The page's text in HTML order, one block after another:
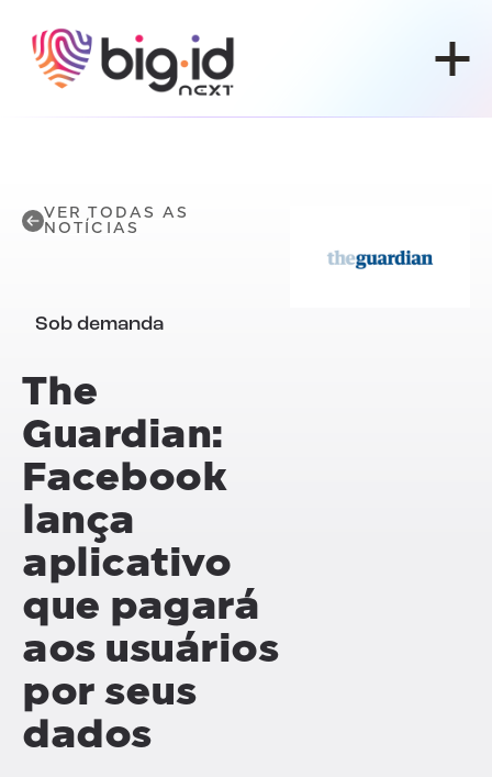
VER TODAS AS
NOTÍCIAS
Sob demanda
The
Guardian:
Facebook
lança
aplicativo
que pagará
aos usuários
por seus
dados